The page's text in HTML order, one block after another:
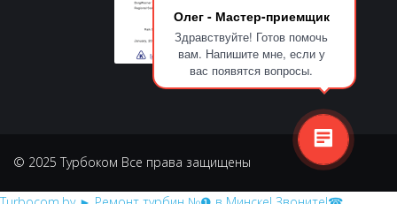
Олег - Мастер-приемщик
Здравствуйте! Готов помочь
вам. Напишите мне, если у
вас появятся вопросы.
© 2025 Турбоком Все права защищены